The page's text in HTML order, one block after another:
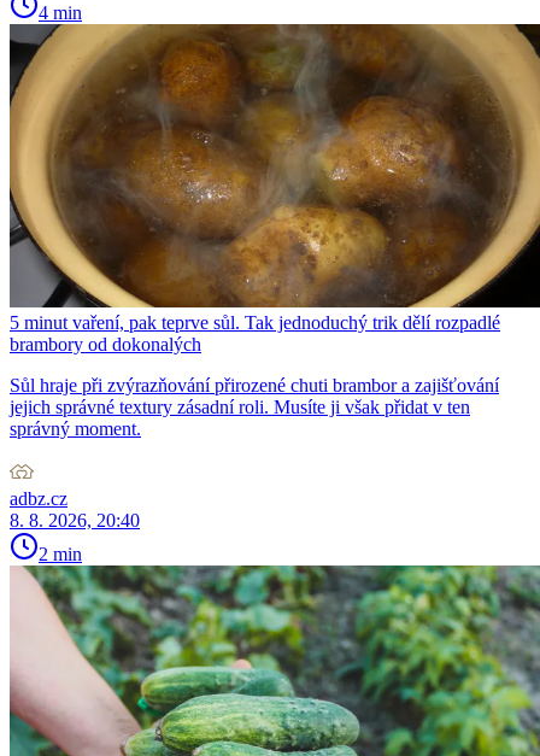
4 min
5 minut vaření, pak teprve sůl. Tak jednoduchý trik dělí rozpadlé
brambory od dokonalých
Sůl hraje při zvýrazňování přirozené chuti brambor a zajišťování
jejich správné textury zásadní roli. Musíte ji však přidat v ten
správný moment.
adbz.cz
8. 8. 2026, 20:40
2 min